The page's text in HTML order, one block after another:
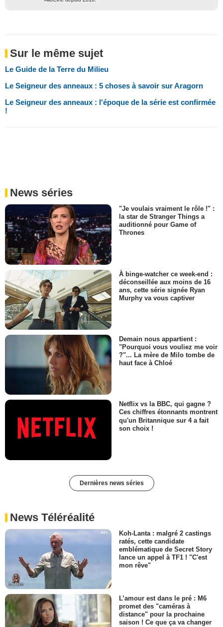
Sur le même sujet
Le Guide de la Terre du Milieu
Le Seigneur des anneaux : 5 choses à savoir sur Aragorn
Le Seigneur des anneaux : l'époque de la série est confirmée
!
News séries
"Je voulais vraiment le rôle !" :
la star de Stranger Things a
auditionné pour Game of
Thrones
À binge-watcher ce week-end :
déconseillée aux moins de 16
ans, cette série signée Ryan
Murphy va vous captiver
Demain nous appartient :
"Pourquoi vous vouliez me voir
?"... La mère de Milo tombe de
haut face à Chloé
Netflix vs la BBC, qui gagne ?
Ces chiffres étonnants montrent
qu'un Britannique sur 4 a fait
son choix !
Dernières news séries
News Téléréalité
Koh-Lanta : malgré 2 castings
ratés, cette candidate
emblématique de Secret Story
lance un appel à TF1 ! "C'est
mon rêve"
L’amour est dans le pré : M6
promet des "caméras à
distance" pour la prochaine
saison ! Ce que ça va changer